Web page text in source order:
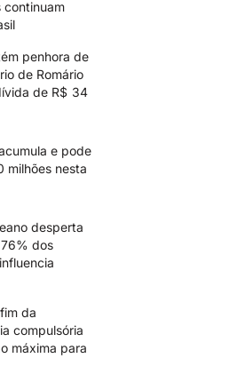
continuam
penhora de
de Romário
de R$ 34
e pode
milhões nesta
desperta
dos
da
compulsória
máxima para